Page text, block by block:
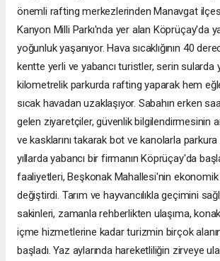
önemli rafting merkezlerinden Manavgat
Kanyon Milli Parkı'nda yer alan Köprüçay'da
yoğunluk yaşanıyor. Hava sıcaklığının 40
kentte yerli ve yabancı turistler, serin sularda
kilometrelik parkurda rafting yaparak hem
sıcak havadan uzaklaşıyor. Sabahın erken
gelen ziyaretçiler, güvenlik bilgilendirmesinin
ve kasklarını takarak bot ve kanolarla parkura
yıllarda yabancı bir firmanın Köprüçay'da
faaliyetleri, Beşkonak Mahallesi'nin ekonomik
değiştirdi. Tarım ve hayvancılıkla geçimini
sakinleri, zamanla rehberlikten ulaşıma,
içme hizmetlerine kadar turizmin birçok
başladı. Yaz aylarında hareketliliğin zirveye